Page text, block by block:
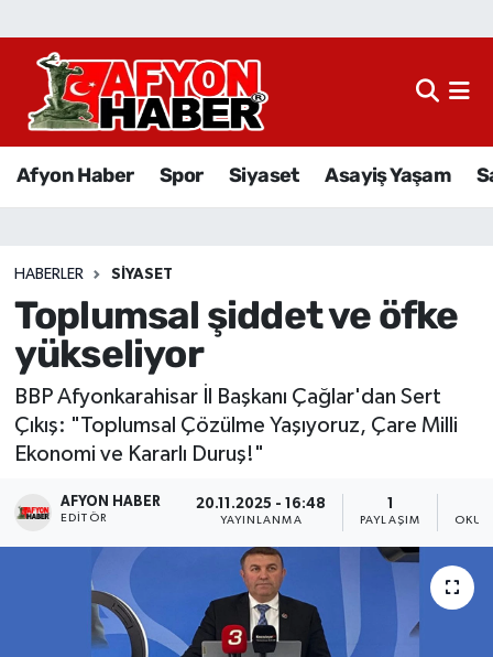
Afyon Haber Spor Siyaset Asayiş Yaşam
HABERLER SIYASET
Toplumsal şiddet ve öfke
yükseliyor
BBP Afyonkarahisar İl Başkanı Çağlar'dan Sert
Çıkış: "Toplumsal Çözülme Yaşıyoruz, Çare Milli
Ekonomi ve Kararlı Duruş!"
AFYON HABER
EDITÖR
20.11.2025 - 16:48
YAYINLANMA PAYLAŞIM
Afyon Haber
Sağlık
Eğitim
Sivil Toplum
Etkinlikler